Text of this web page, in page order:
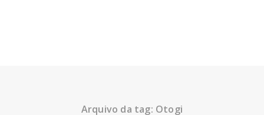
Arquivo da tag: Otogi